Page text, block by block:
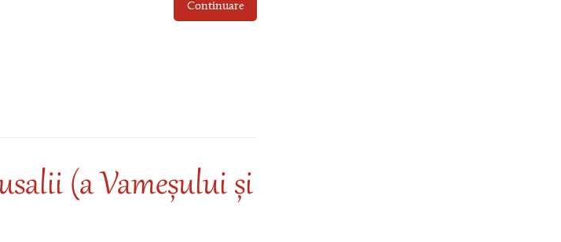
Continuare
(a Vameșului și